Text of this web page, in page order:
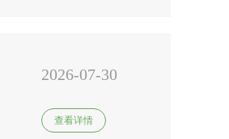
2026-07-30
查看详情